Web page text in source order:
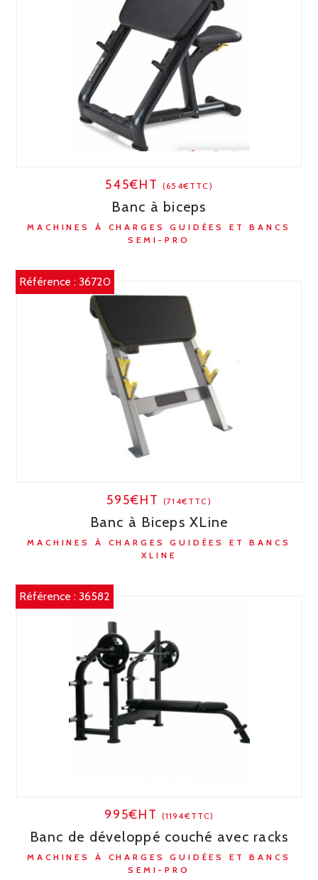
545€HT(654€TTC)
Banc à biceps
MACHINES À CHARGES GUIDÉES ET BANCS
SEMI-PRO
Référence :36720
595€HT(714€TTC)
Banc à Biceps XLine
MACHINES À CHARGES GUIDÉES ET BANCS
XLINE
Référence :36582
995€HT (1194€TTC)
Banc de développé couché avec racks
MACHINES À CHARGES GUIDÉES ET BANCS
SEMI-PRO